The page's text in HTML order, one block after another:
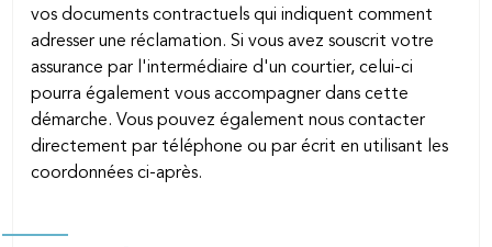
vos documents contractuels qui indiquent comment
adresser une réclamation. Si vous avez souscrit votre
assurance par l'intermédiaire d'un courtier, celui-ci
pourra également vous accompagner dans cette
démarche. Vous pouvez également nous contacter
directement par téléphone ou par écrit en utilisant les
coordonnées ci-après.